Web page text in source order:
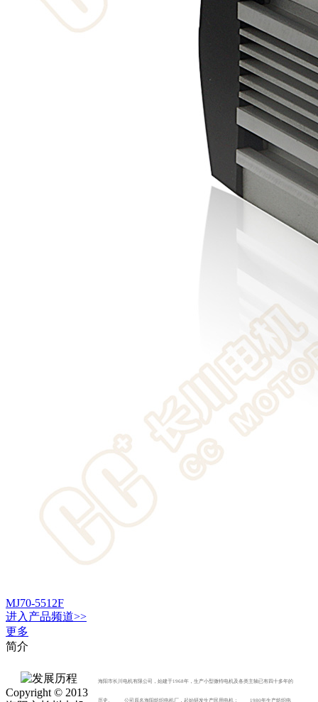
MJ70-5512F
进入 产品频道>>
更多
简介
海阳市长川电机有限公司，始建于1968年，生产小型微特电机及各类主轴已有四十多年的
历史。 公司原名海阳纺织电机厂，起始研发生产民用电机； 1980年生产纺织电
Copyright © 2013